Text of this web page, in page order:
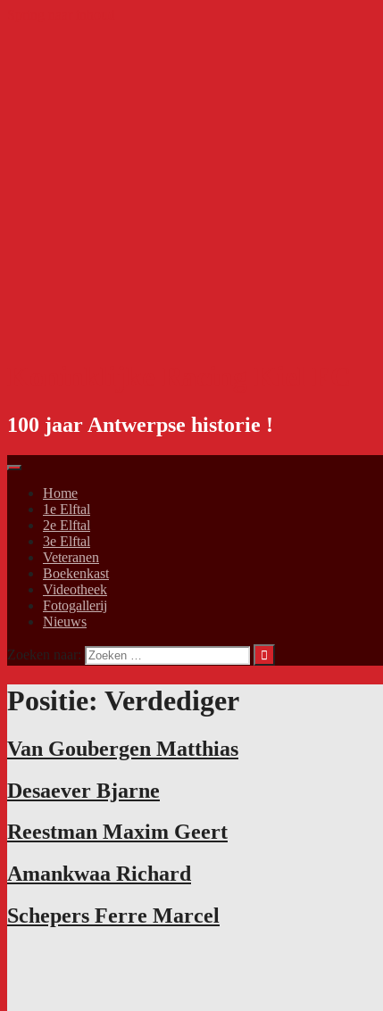
100 jaar Antwerpse historie !
Home
1e Elftal
2e Elftal
3e Elftal
Veteranen
Boekenkast
Videotheek
Fotogallerij
Nieuws
Zoeken naar:
Positie: Verdediger
Van Goubergen Matthias
Desaever Bjarne
Reestman Maxim Geert
Amankwaa Richard
Schepers Ferre Marcel